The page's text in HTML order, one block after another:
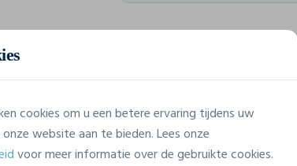
cookies om u een betere ervaring tijdens uw
website aan te bieden. Lees onze
voor meer informatie over de gebruikte cookies.